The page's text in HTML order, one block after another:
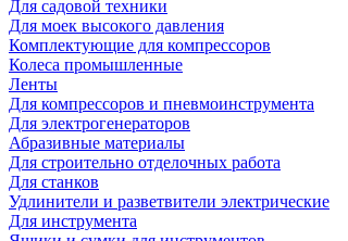
Для садовой техники
Для моек высокого давления
Комплектующие для компрессоров
Колеса промышленные
Ленты
Для компрессоров и пневмоинструмента
Для электрогенераторов
Абразивные материалы
Для строительно отделочных работа
Для станков
Удлинители и разветвители электрические
Для инструмента